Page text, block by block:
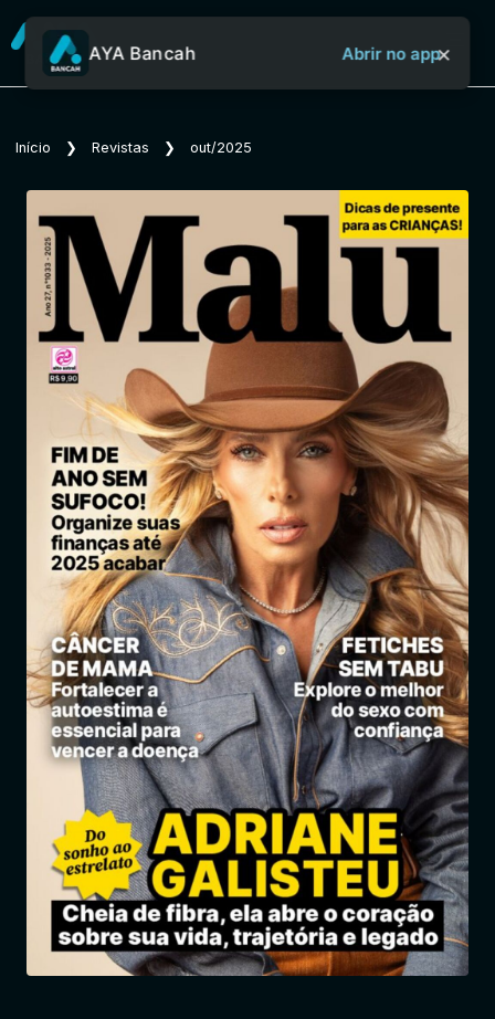
Sobre o Aya Bancah
Início
Jornais
Notícias
Entrar
AYA Bancah Abrir no app×
Início ❯ Revistas ❯ out/2025